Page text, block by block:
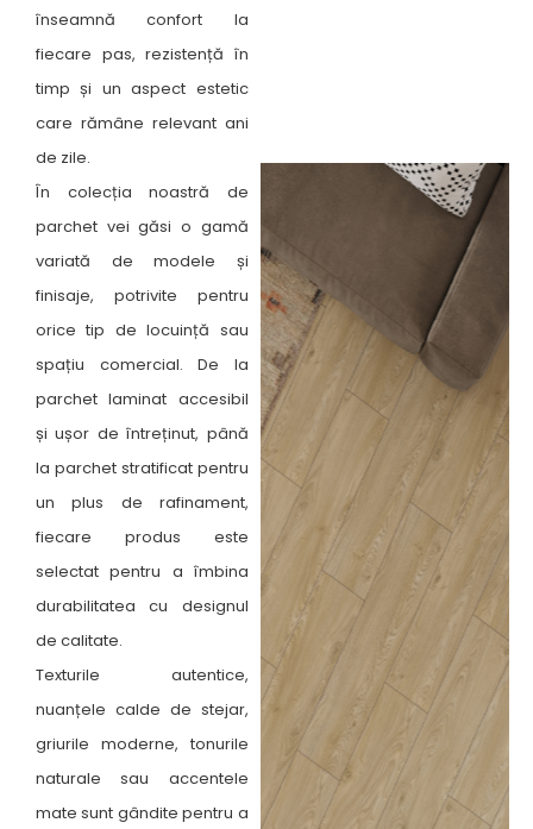
înseamnă confort la
fiecare pas, rezistență în
timp și un aspect estetic
care rămâne relevant ani
de zile.
În colecția noastră de
parchet vei găsi o gamă
variată de modele și
finisaje, potrivite pentru
orice tip de locuință sau
spațiu comercial. De la
parchet laminat accesibil
și ușor de întreținut, până
la parchet stratificat pentru
un plus de rafinament,
fiecare produs este
selectat pentru a îmbina
durabilitatea cu designul
de calitate.
Texturile autentice,
nuanțele calde de stejar,
griurile moderne, tonurile
naturale sau accentele
mate sunt gândite pentru a